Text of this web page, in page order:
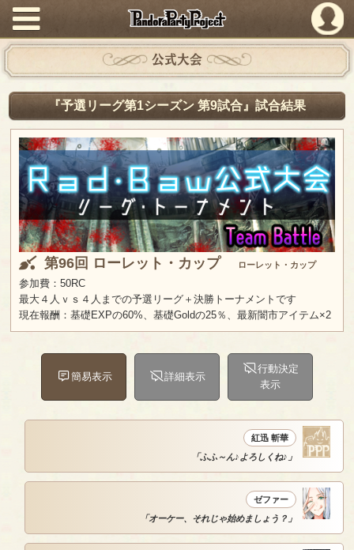
PandoraPartyProject
公式大会
『予選リーグ第1シーズン 第9試合』試合結果
第96回 ローレット・カップ ローレット・カップ
参加費：50RC
最大４人ｖｓ４人までの予選リーグ＋決勝トーナメントです
現在報酬：基礎EXPの60%、基礎Goldの25％、最新闇市アイテム×2
簡易表示 詳細表示
行動決定
表示
紅迅 斬華
「ふふ～ん♪よろしくね♪」
ゼファー
「オーケー、それじゃ始めましょう？」